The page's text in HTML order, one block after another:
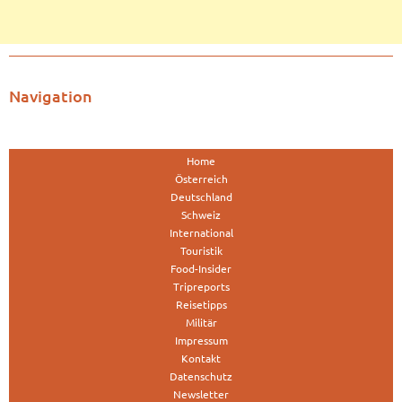
Navigation
Home
Österreich
Deutschland
Schweiz
International
Touristik
Food-Insider
Tripreports
Reisetipps
Militär
Impressum
Kontakt
Datenschutz
Newsletter